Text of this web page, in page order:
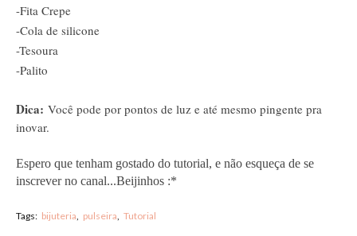
-Fita Crepe
-Cola de silicone
-Tesoura
-Palito
Dica: Você pode por pontos de luz e até mesmo pingente pra
inovar.
Espero que tenham gostado do tutorial, e não esqueça de se
inscrever no canal...Beijinhos :*
Tags: bijuteria pulseira Tutorial